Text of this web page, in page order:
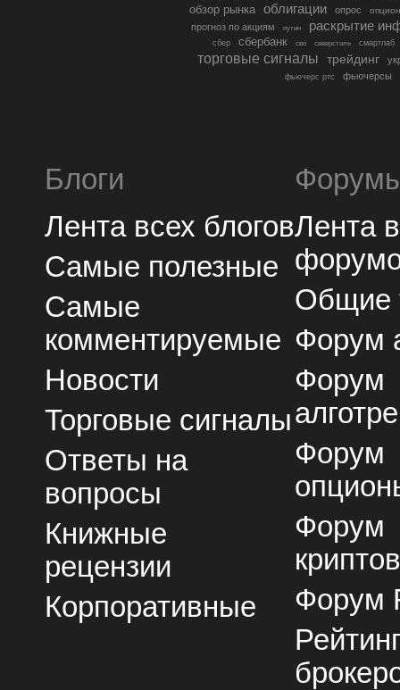
обзор рынка облигации опрос
прогноз по акциям путин раскрытие
сбер сбербанк сво северсталь смартлаб
торговые сигналы трейдинг
фьючерс ртс фьючерсы
Блоги
Лента всех блогов
Самые полезные
Самые
комментируемые
Новости
Торговые сигналы
Ответы на
вопросы
Книжные
рецензии
Корпоративные
Лента
Общие
Форум
Форум
Форум
Форум
Форум